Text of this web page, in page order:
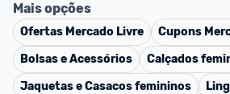
Mais opções
Ofertas Mercado Livre Cupons
Bolsas e Acessórios
Calçados
Jaquetas e Casacos femininos